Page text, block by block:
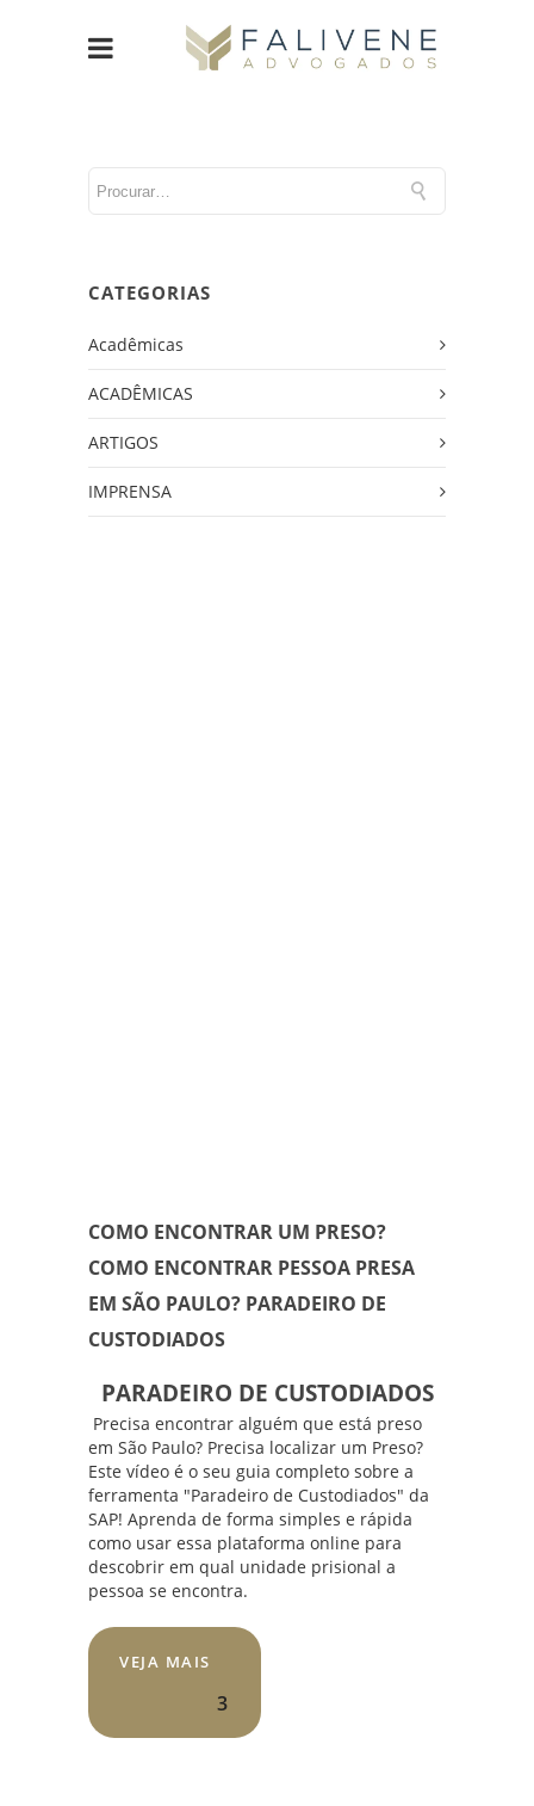
CATEGORIAS
Acadêmicas
ACADÊMICAS
ARTIGOS
IMPRENSA
COMO ENCONTRAR UM PRESO?
COMO ENCONTRAR PESSOA PRESA
EM SÃO PAULO? PARADEIRO DE
CUSTODIADOS
PARADEIRO DE CUSTODIADOS
Precisa encontrar alguém que está preso
em São Paulo? Precisa localizar um Preso?
Este vídeo é o seu guia completo sobre a
ferramenta "Paradeiro de Custodiados" da
SAP! Aprenda de forma simples e rápida
como usar essa plataforma online para
descobrir em qual unidade prisional a
pessoa se encontra.
VEJA MAIS
3